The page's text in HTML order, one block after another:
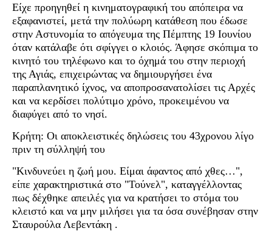
Είχε προηγηθεί η κινηματογραφική του απόπειρα να
εξαφανιστεί, μετά την πολύωρη κατάθεση που έδωσε
στην Αστυνομία το απόγευμα της Πέμπτης 19 Ιουνίου
όταν κατάλαβε ότι σφίγγει ο κλοιός. Άφησε σκόπιμα το
κινητό του τηλέφωνο και το όχημά του στην περιοχή
της Αγιάς, επιχειρώντας να δημιουργήσει ένα
παραπλανητικό ίχνος, να αποπροσανατολίσει τις Αρχές
και να κερδίσει πολύτιμο χρόνο, προκειμένου να
διαφύγει από το νησί.
Κρήτη: Οι αποκλειστικές δηλώσεις του 43χρονου λίγο
πριν τη σύλληψή του
"Κινδυνεύει η ζωή μου. Είμαι άφαντος από χθες…",
είπε χαρακτηριστικά στο "Τούνελ", καταγγέλλοντας
πως δέχθηκε απειλές για να κρατήσει το στόμα του
κλειστό και να μην μιλήσει για τα όσα συνέβησαν στην
Σταυρούλα Λεβεντάκη .